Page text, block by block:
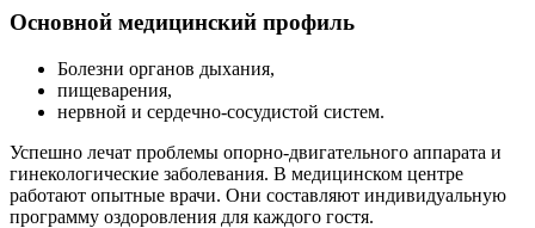
Основной медицинский профиль
Болезни органов дыхания,
пищеварения,
нервной и сердечно-сосудистой систем.
Успешно лечат проблемы опорно-двигательного аппарата и
гинекологические заболевания. В медицинском центре
работают опытные врачи. Они составляют индивидуальную
программу оздоровления для каждого гостя.